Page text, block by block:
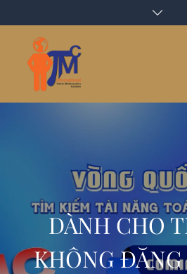
to
content
DÀNH CHO
KHÔNG